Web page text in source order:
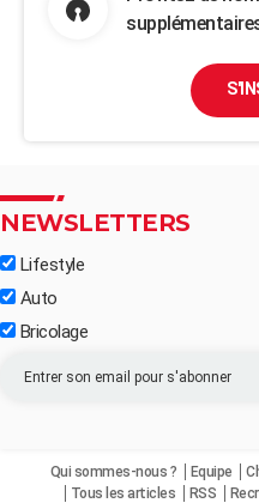
NEWSLETTERS
Lifestyle
Auto
Bricolage
Qui sommes-nous ? Equipe
Tous les articles
RSS